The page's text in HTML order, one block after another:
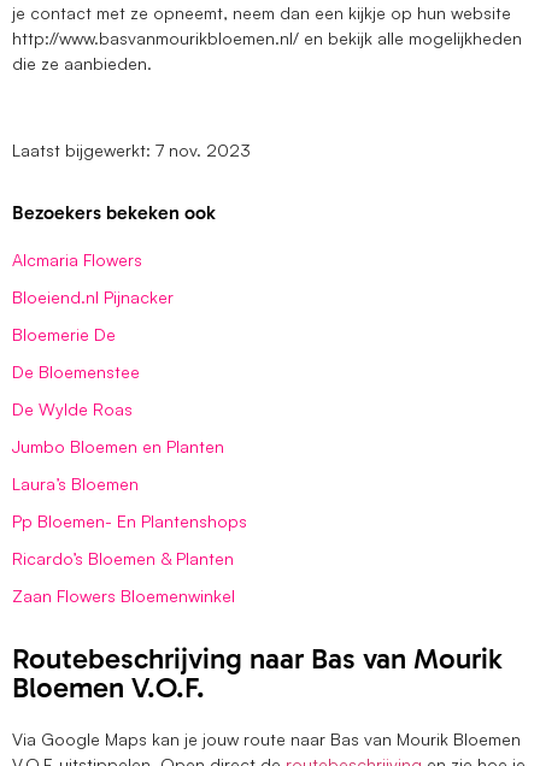
je contact met ze opneemt, neem dan een kijkje op hun website
http://www.basvanmourikbloemen.nl/ en bekijk alle mogelijkheden
die ze aanbieden.
Laatst bijgewerkt: 7 nov. 2023
Bezoekers bekeken ook
Alcmaria Flowers
Bloeiend.nl Pijnacker
Bloemerie De
De Bloemenstee
De Wylde Roas
Jumbo Bloemen en Planten
Laura’s Bloemen
Pp Bloemen- En Plantenshops
Ricardo’s Bloemen & Planten
Zaan Flowers Bloemenwinkel
Routebeschrijving naar Bas van Mourik
Bloemen V.O.F.
Via Google Maps kan je jouw route naar Bas van Mourik Bloemen